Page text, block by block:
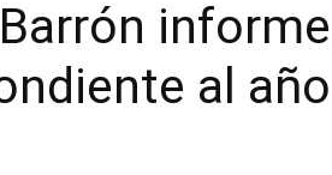
informe
al año